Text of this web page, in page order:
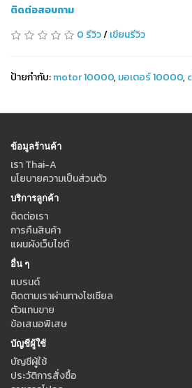
ติดต่อสอบถาม
0 รีวิว/เขียนรีวิว
ป้ายกำกับ:motor 10000,มอเตอร์ 10000,
ข้อมูลร้านค้า
เรา Thai-A
นโยบายความเป็นส่วนตัว
บริการลูกค้า
ติดต่อเรา
การคืนสินค้า
แผนผังเว็บไซต์
อื่น ๆ
แบรนด์
ติดตามเราผ่านทางโซเชียล
ตัวแทนขาย
ข้อเสนอพิเสษ
บัญชีผู้ใช้
บัญชีผู้ใช้
ประวัติการสั่งซื้อ